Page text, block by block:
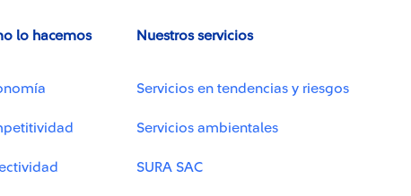
lo hacemos Nuestros servicios
Servicios en tendencias y riesgos
Servicios ambientales
SURA SAC